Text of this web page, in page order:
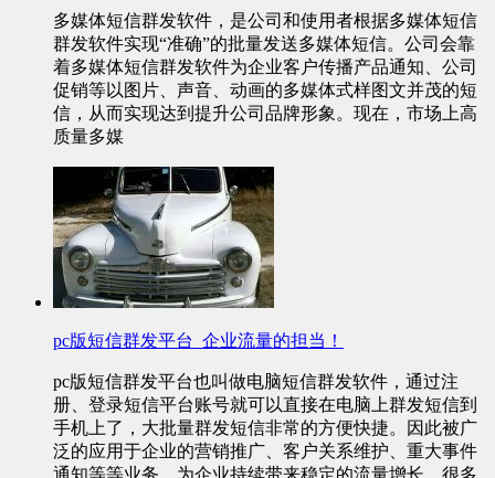
多媒体短信群发软件，是公司和使用者根据多媒体短信
群发软件实现“准确”的批量发送多媒体短信。公司会靠
着多媒体短信群发软件为企业客户传播产品通知、公司
促销等以图片、声音、动画的多媒体式样图文并茂的短
信，从而实现达到提升公司品牌形象。现在，市场上高
质量多媒
pc版短信群发平台_企业流量的担当！
pc版短信群发平台也叫做电脑短信群发软件，通过注
册、登录短信平台账号就可以直接在电脑上群发短信到
手机上了，大批量群发短信非常的方便快捷。因此被广
泛的应用于企业的营销推广、客户关系维护、重大事件
通知等等业务，为企业持续带来稳定的流量增长。很多